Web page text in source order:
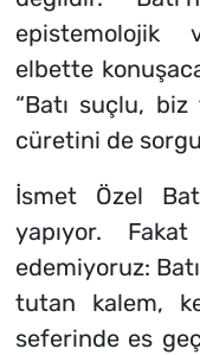
epistemolojik
elbette
“Batı suçlu, biz
cüretini de
İsmet Özel
yapıyor.
edemiyoruz:
tutan kalem,
seferinde es